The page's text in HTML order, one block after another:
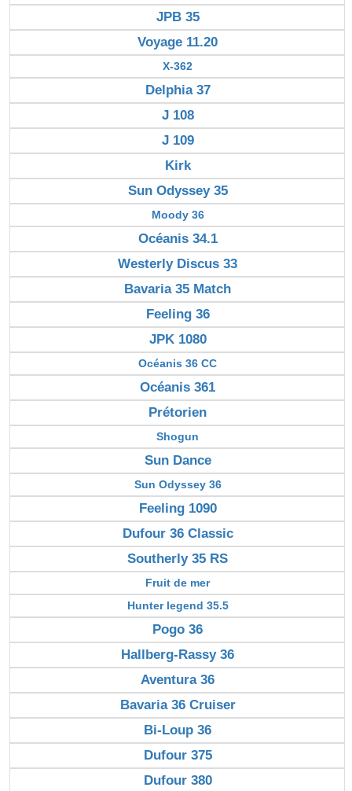
JPB 35
Voyage 11.20
X-362
Delphia 37
J 108
J 109
Kirk
Sun Odyssey 35
Moody 36
Océanis 34.1
Westerly Discus 33
Bavaria 35 Match
Feeling 36
JPK 1080
Océanis 36 CC
Océanis 361
Prétorien
Shogun
Sun Dance
Sun Odyssey 36
Feeling 1090
Dufour 36 Classic
Southerly 35 RS
Fruit de mer
Hunter legend 35.5
Pogo 36
Hallberg-Rassy 36
Aventura 36
Bavaria 36 Cruiser
Bi-Loup 36
Dufour 375
Dufour 380